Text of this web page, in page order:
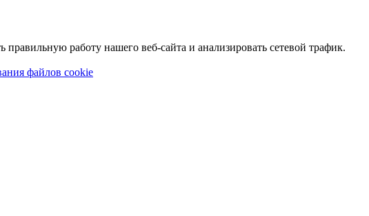
работу нашего веб-сайта и анализировать сетевой трафик.
файлов cookie